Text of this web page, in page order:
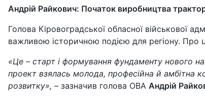
Андрій Райкович: Початок виробництва
Голова Кіровоградської обласної військової
важливою історичною подією для регіону. Про
«Це – старт і формування фундаменту нового
проект взялась молода, професійна й амбітна
розвитку», – зазначив голова ОВА Андрій